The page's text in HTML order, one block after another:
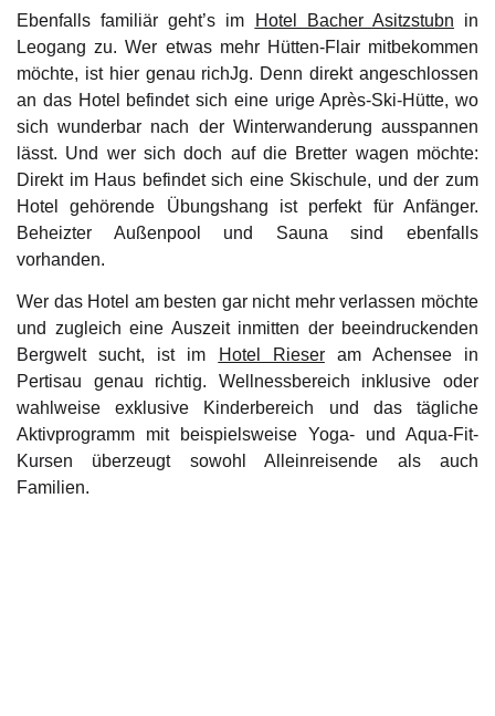
Ebenfalls familiär geht’s im Hotel Bacher Asitzstubn in
Leogang zu. Wer etwas mehr Hütten-Flair mitbekommen
möchte, ist hier genau richJg. Denn direkt angeschlossen
an das Hotel befindet sich eine urige Après-Ski-Hütte, wo
sich wunderbar nach der Winterwanderung ausspannen
lässt. Und wer sich doch auf die Bretter wagen möchte:
Direkt im Haus befindet sich eine Skischule, und der zum
Hotel gehörende Übungshang ist perfekt für Anfänger.
Beheizter Außenpool und Sauna sind ebenfalls
vorhanden.
Wer das Hotel am besten gar nicht mehr verlassen möchte
und zugleich eine Auszeit inmitten der beeindruckenden
Bergwelt sucht, ist im
Hotel Rieser
am Achensee in
Pertisau genau richtig. Wellnessbereich inklusive oder
wahlweise exklusive Kinderbereich und das tägliche
Aktivprogramm mit beispielsweise Yoga- und Aqua-Fit-
Kursen überzeugt sowohl Alleinreisende als auch
Familien.